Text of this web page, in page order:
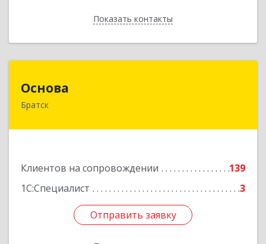
Показать контакты
Назад
Основа
Братск
Клиентов на сопровождении
139
1С:Специалист
3
Отправить заявку
Отправить заявку